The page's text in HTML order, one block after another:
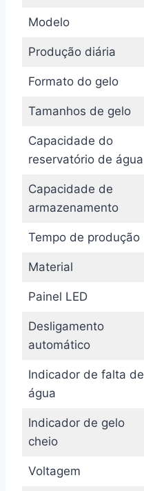
Modelo
Produção diária
Formato do gelo
Tamanhos de gelo
Capacidade do
reservatório de água
Capacidade de
armazenamento
Tempo de produção
Material
Painel LED
Desligamento
automático
Indicador de falta de
água
Indicador de gelo
cheio
Voltagem